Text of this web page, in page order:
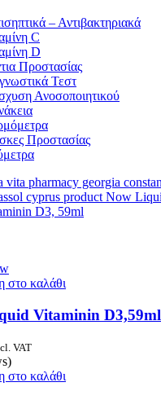
– Αντιβακτηριακά
C
D
Προστασίας
Τεστ
Ανοσοποιητικού
Προστασίας
στο καλάθι
Vitaminin D3,59ml
VAT
στο καλάθι